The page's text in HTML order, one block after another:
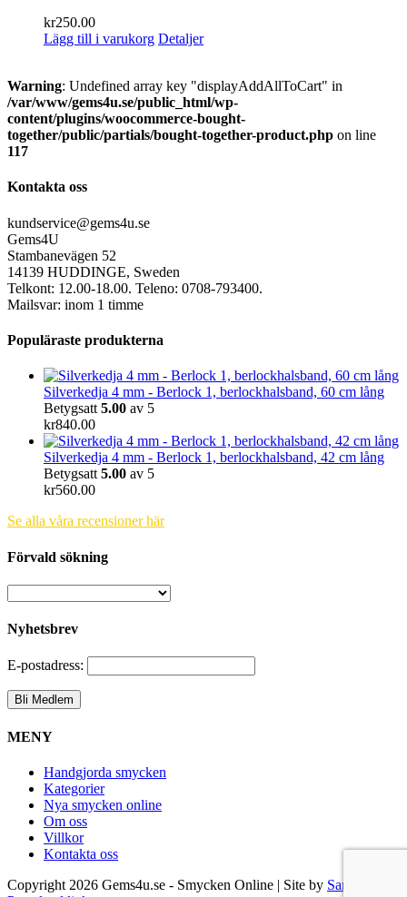
kr250.00
Lägg till i varukorg Detaljer
Warning: Undefined array key "displayAddAllToCart" in
/var/www/gems4u.se/public_html/wp-
content/plugins/woocommerce-bought-
together/public/partials/bought-together-product.php on line
117
Kontakta oss
kundservice@gems4u.se
Gems4U
Stambanevägen 52
14139 HUDDINGE, Sweden
Telkont: 12.00-18.00. Teleno: 0708-793400.
Mailsvar: inom 1 timme
Populäraste produkterna
Silverkedja 4 mm - Berlock 1, berlockhalsband, 60 cm lång
Betygsatt 5.00 av 5
kr840.00
Silverkedja 4 mm - Berlock 1, berlockhalsband, 42 cm lång
Betygsatt 5.00 av 5
kr560.00
Se alla våra recensioner här
Förvald sökning
Nyhetsbrev
E-postadress:
MENY
Handgjorda smycken
Kategorier
Nya smycken online
Om oss
Villkor
Kontakta oss
Copyright 2026 Gems4u.se - Smycken Online | Site by Samsara